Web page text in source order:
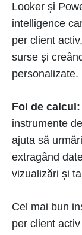
Looker și
intelligence
per client
surse și
personalizate.
Foi de calcul:
instrumente
ajuta să
extragând
vizualizări și
Cel mai bun
per client